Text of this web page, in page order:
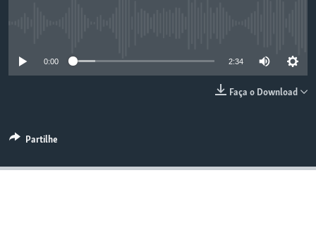
0:00 2:34
Faça o Download
Partilhe